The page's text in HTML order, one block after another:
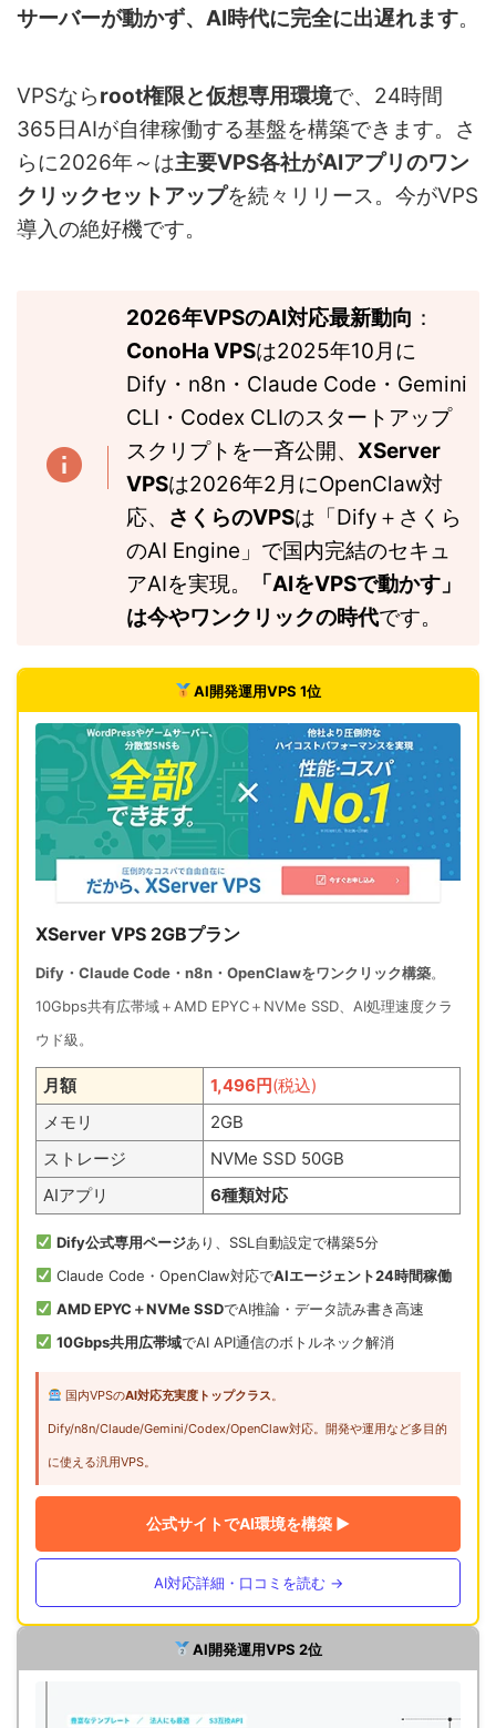
サーバーが動かず、AI時代に完全に出遅れます。
VPSならroot権限と仮想専用環境で、24時間
365日AIが自律稼働する基盤を構築できます。さ
らに2026年～は主要VPS各社がAIアプリのワン
クリックセットアップを続々リリース。今がVPS
導入の絶好機です。
2026年VPSのAI対応最新動向 ：
ConoHa VPSは2025年10月に
Dify・n8n・Claude Code・Gemini
CLI・Codex CLIのスタートアップ
スクリプトを一斉公開、 XServer
VPSは2026年2月にOpenClaw対
応、 さくらのVPSは「Dify＋さくら
のAI Engine」で国内完結のセキュ
アAIを実現。
「AIをVPSで動かす」
は今やワンクリックの時代です。
AI開発運用VPS 1位
XServer VPS 2GBプラン
Dify・Claude Code・n8n・OpenClawをワンクリック構築。
10Gbps共有広帯域＋AMD EPYC＋NVMe SSD、AI処理速度クラ
ウド級。
月額 1,496円(税込)
メモリ
2GB
ストレージ
NVMe SSD 50GB
AIアプリ
6種類対応
Dify公式専用ページあり、SSL自動設定で構築5分
Claude Code・OpenClaw対応でAIエージェント24時間稼働
AMD EPYC＋NVMe SSDでAI推論・データ読み書き高速
10Gbps共用広帯域でAI API通信のボトルネック解消
国内VPSのAI対応充実度トップクラス
Dify/n8n/Claude/Gemini/Codex/OpenClaw対応。開発や運用など多目的
に使える汎用VPS。
公式サイトでAI環境を構築 ▶
AI対応詳細・口コミを読む →
AI開発運用VPS 2位